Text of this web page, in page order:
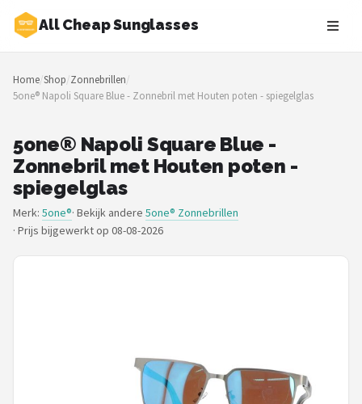
All Cheap Sunglasses
Zoeken
NAVIGATIE
Merken
Blog
Zonnebrillen
Home/Shop/Zonnebrillen/
5one® Napoli Square Blue - Zonnebril met Houten poten - spiegelglas
5one® Napoli Square Blue -
Zonnebril met Houten poten -
spiegelglas
Merk: 5one®· Bekijk andere 5one® Zonnebrillen
· Prijs bijgewerkt op 08-08-2026